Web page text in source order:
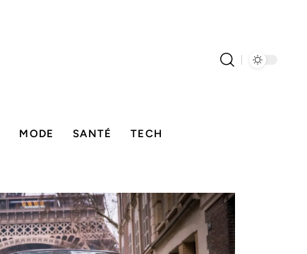
MODE SANTÉ TECH